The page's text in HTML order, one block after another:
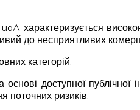
характеризується
до несприятливих
категорій.
доступної публічної
поточних ризиків.